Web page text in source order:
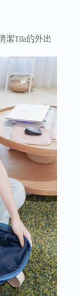
潔Tila的外出